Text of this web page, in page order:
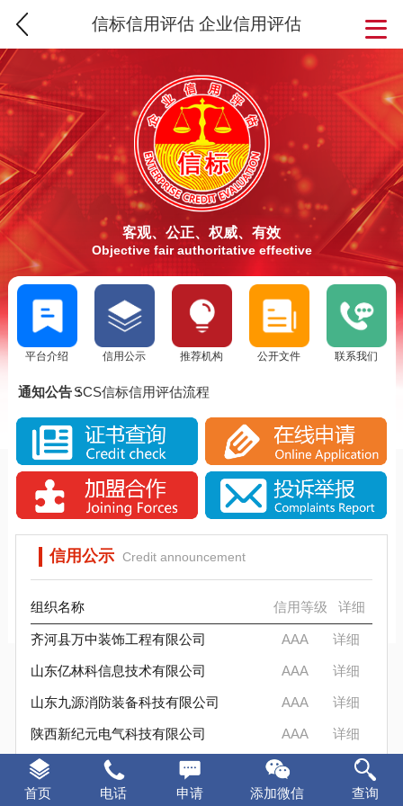
首页 电话 申请 添加微信 查询
信标信用评估 企业信用评估
客观、公正、权威、有效
Objective fair authoritative effective
平台介绍 信用公示 推荐机构 公开文件 联系我们
通知公告：
SCS信用评估介绍
SCS信标信用评估流程
SCS信标信用评估背景分析
SCS信用评估是否被消费者认可？
信标信用评估要求
SCS信标信用评估流程
实施SCS诚信评估的意义
SCS信标信用评估背景分析
SCS信用评估是否被消费者认可？
信用公示 Credit announcement
组织名称 信用等级 详细
齐河县万中装饰工程有限公司 AAA 详细
山东亿林科信息技术有限公司 AAA 详细
山东九源消防装备科技有限公司 AAA 详细
陕西新纪元电气科技有限公司 AAA 详细
东升军创智能装备（山东）有限公司 AAA 详细